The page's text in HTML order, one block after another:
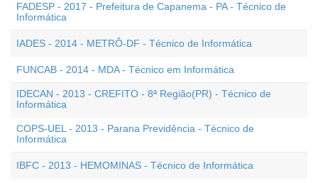
FADESP - 2017 - Prefeitura de Capanema - PA - Técnico de
Informática
IADES - 2014 - METRÔ-DF - Técnico de Informática
FUNCAB - 2014 - MDA - Técnico em Informática
IDECAN - 2013 - CREFITO - 8ª Região(PR) - Técnico de
Informática
COPS-UEL - 2013 - Parana Previdência - Técnico de
Informática
IBFC - 2013 - HEMOMINAS - Técnico de Informática